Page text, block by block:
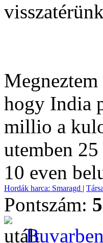
hogy India
millio a
utemben
10 even
Hordák harca: Smaragd |
Pontszám: